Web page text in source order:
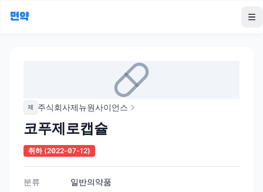
먼약
제 주식회사제뉴원사이언스
코푸제로캡슐
취하(2022-07-12)
분류
일반의약품